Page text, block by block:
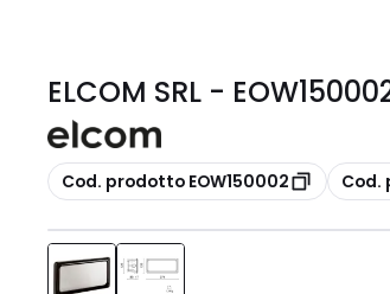
ELCOM SRL -
copia
Cod. prodotto EOW150002 copia
Cod.